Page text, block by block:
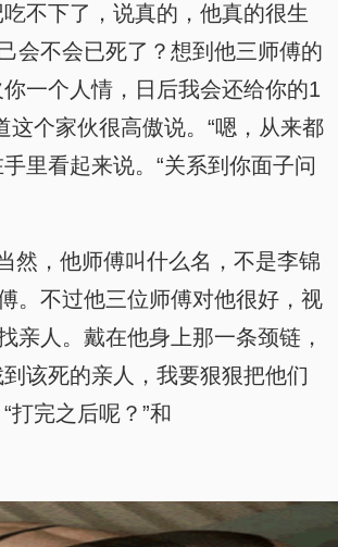
不下了，说真的，他真的很生
会不会已死了？想到他三师傅的
一个人情，日后我会还给你的1
个家伙很高傲说。“嗯，从来都
里看起来说。“关系到你面子问
然，他师傅叫什么名，不是李锦
。不过他三位师傅对他很好，视
亲人。戴在他身上那一条颈链，
该死的亲人，我要狠狠把他们
完之后呢？”和